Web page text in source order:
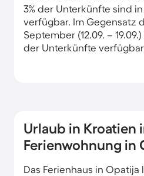
3% der Unterkünfte sind
verfügbar. Im Gegensatz
September (12.09. –
der Unterkünfte
Urlaub in Kroatien
Ferienwohnung in
Das Ferienhaus in Opatija